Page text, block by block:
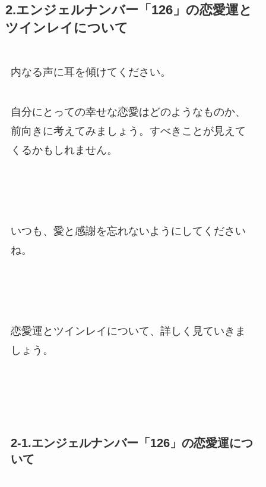
2.エンジェルナンバー「126」の恋愛運と
ツインレイについて
内なる声に耳を傾けてください。
自分にとっての幸せな恋愛はどのようなものか、
前向きに考えてみましょう。すべきことが見えて
くるかもしれません。
いつも、愛と感謝を忘れないようにしてください
ね。
恋愛運とツインレイについて、詳しく見ていきま
しょう。
2-1.エンジェルナンバー「126」の恋愛運につ
いて